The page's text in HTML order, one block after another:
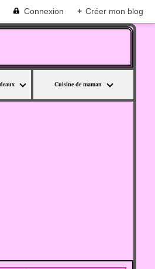
Connexion + Créer mon blog
Cuisine de maman